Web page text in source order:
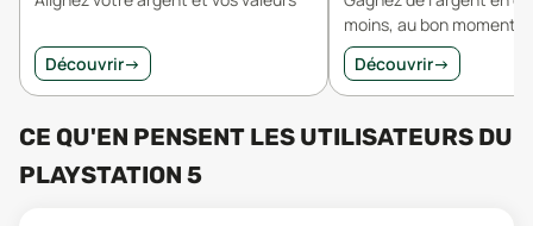
Découvrir→
moins, au bon moment.
Découvrir→
CE QU'EN PENSENT LES UTILISATEURS DU
PLAYSTATION 5